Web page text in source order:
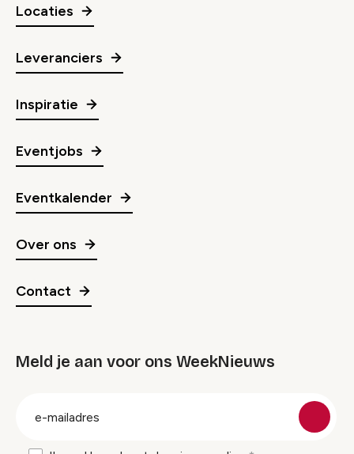
Locaties
Leveranciers
Inspiratie
Eventjobs
Eventkalender
Over ons
Contact
Meld je aan voor ons WeekNieuws